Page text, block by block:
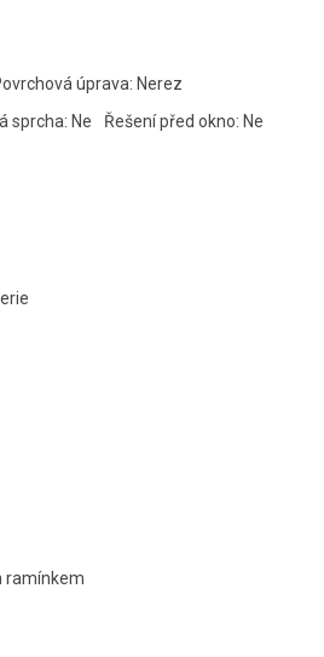
úprava: Nerez
sprcha: Ne
Řešení před okno: Ne
ramínkem